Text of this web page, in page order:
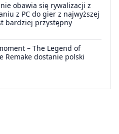
obawia się rywalizacji z
z PC do gier z najwyższej
bardziej przystępny
– The Legend of
Remake dostanie polski